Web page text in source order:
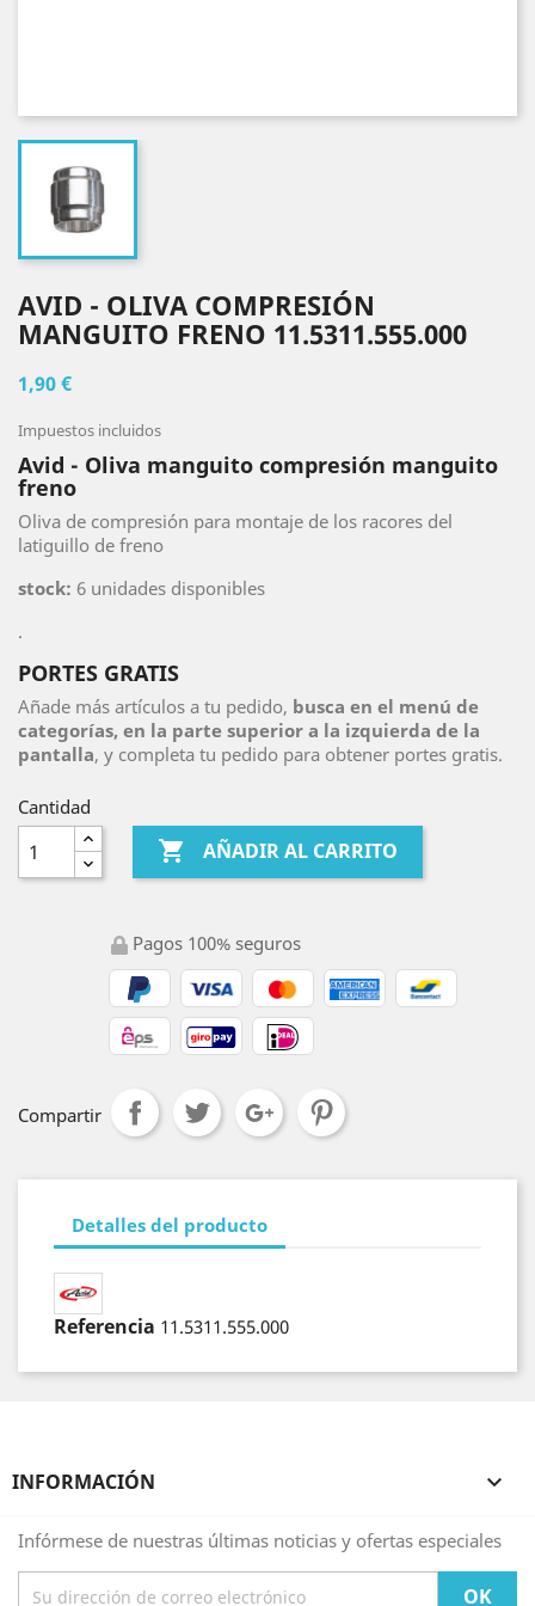
AVID - OLIVA COMPRESIÓN
MANGUITO FRENO 11.5311.555.000
1,90 €
Impuestos incluidos
Avid - Oliva manguito compresión manguito
freno
Oliva de compresión para montaje de los racores del
latiguillo de freno
stock: 6 unidades disponibles
.
PORTES GRATIS
Añade más artículos a tu pedido, busca en el menú de
categorías, en la parte superior a la izquierda de la
pantalla, y completa tu pedido para obtener portes gratis.
Cantidad
 AÑADIR AL CARRITO
Pagos 100% seguros
Compartir
Detalles del producto
Referencia 11.5311.555.000
INFORMACIÓN 
Infórmese de nuestras últimas noticias y ofertas especiales